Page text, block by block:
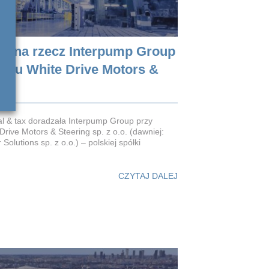
na rzecz Interpump Group
White Drive Motors &
& tax doradzała Interpump Group przy
Motors & Steering sp. z o.o. (dawniej:
Solutions sp. z o.o.) – polskiej spółki
CZYTAJ DALEJ